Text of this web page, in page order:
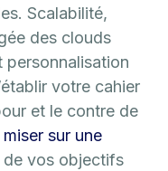
Scalabilité,
des clouds
personnalisation
votre cahier
et le contre de
miser sur une
de vos objectifs